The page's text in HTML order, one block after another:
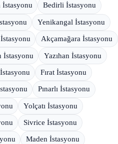
İstasyonu Bedirli İstasyonu
Yenikangal İstasyonu
Akçamağara İstasyonu
İstasyonu Yazıhan İstasyonu
Fırat İstasyonu
Pınarlı İstasyonu
Yolçatı İstasyonu
Sivrice İstasyonu
Maden İstasyonu